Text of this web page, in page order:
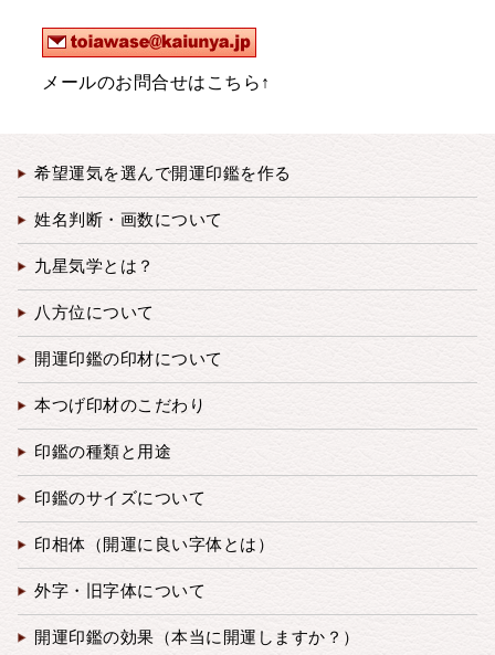
希望運気を選んで開運印鑑を作る
姓名判断・画数について
九星気学とは？
八方位について
開運印鑑の印材について
本つげ印材のこだわり
印鑑の種類と用途
印鑑のサイズについて
印相体（開運に良い字体とは）
外字・旧字体について
開運印鑑の効果（本当に開運しますか？）
メールのお問合せはこちら↑